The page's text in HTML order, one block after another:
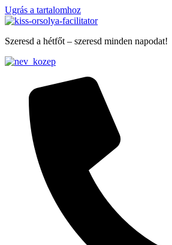
Ugrás a tartalomhoz
Szeresd a hétfőt – szeresd minden napodat!